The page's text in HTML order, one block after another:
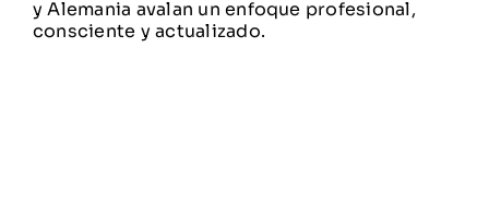
y Alemania avalan un enfoque profesional,
consciente y actualizado.